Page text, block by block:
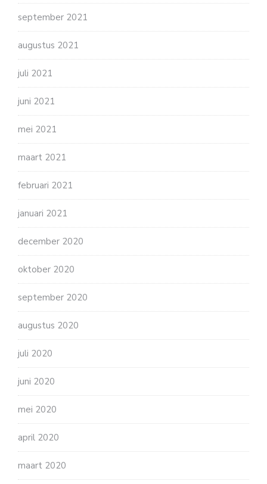
september 2021
augustus 2021
juli 2021
juni 2021
mei 2021
maart 2021
februari 2021
januari 2021
december 2020
oktober 2020
september 2020
augustus 2020
juli 2020
juni 2020
mei 2020
april 2020
maart 2020